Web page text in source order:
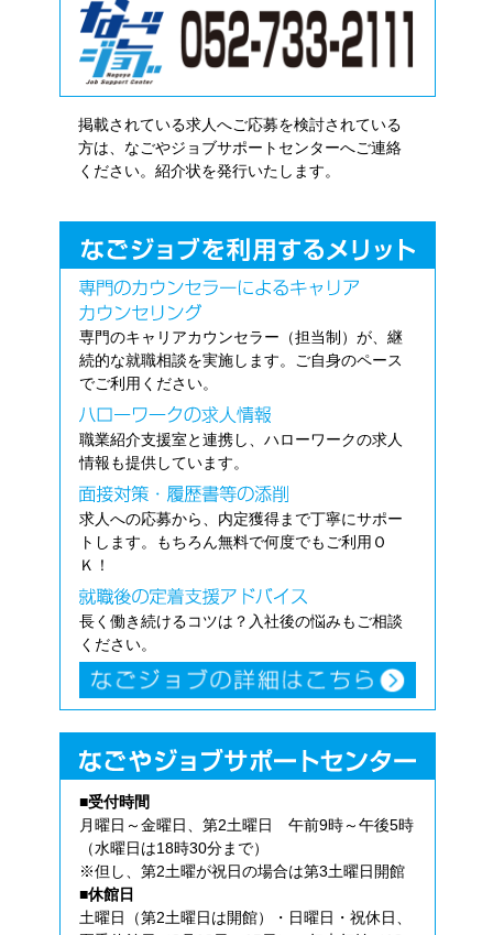
掲載されている求人へご応募を検討されている
方は、なごやジョブサポートセンターへご連絡
ください。紹介状を発行いたします。
専門のキャリアカウンセラー（担当制）が、継
続的な就職相談を実施します。ご自身のペース
でご利用ください。
職業紹介支援室と連携し、ハローワークの求人
情報も提供しています。
求人への応募から、内定獲得まで丁寧にサポー
トします。もちろん無料で何度でもご利用Ｏ
Ｋ！
長く働き続けるコツは？入社後の悩みもご相談
ください。
■受付時間
月曜日～金曜日、第2土曜日 午前9時～午後5時
（水曜日は18時30分まで）
※但し、第2土曜が祝日の場合は第3土曜日開館
■休館日
土曜日（第2土曜日は開館）・日曜日・祝休日、